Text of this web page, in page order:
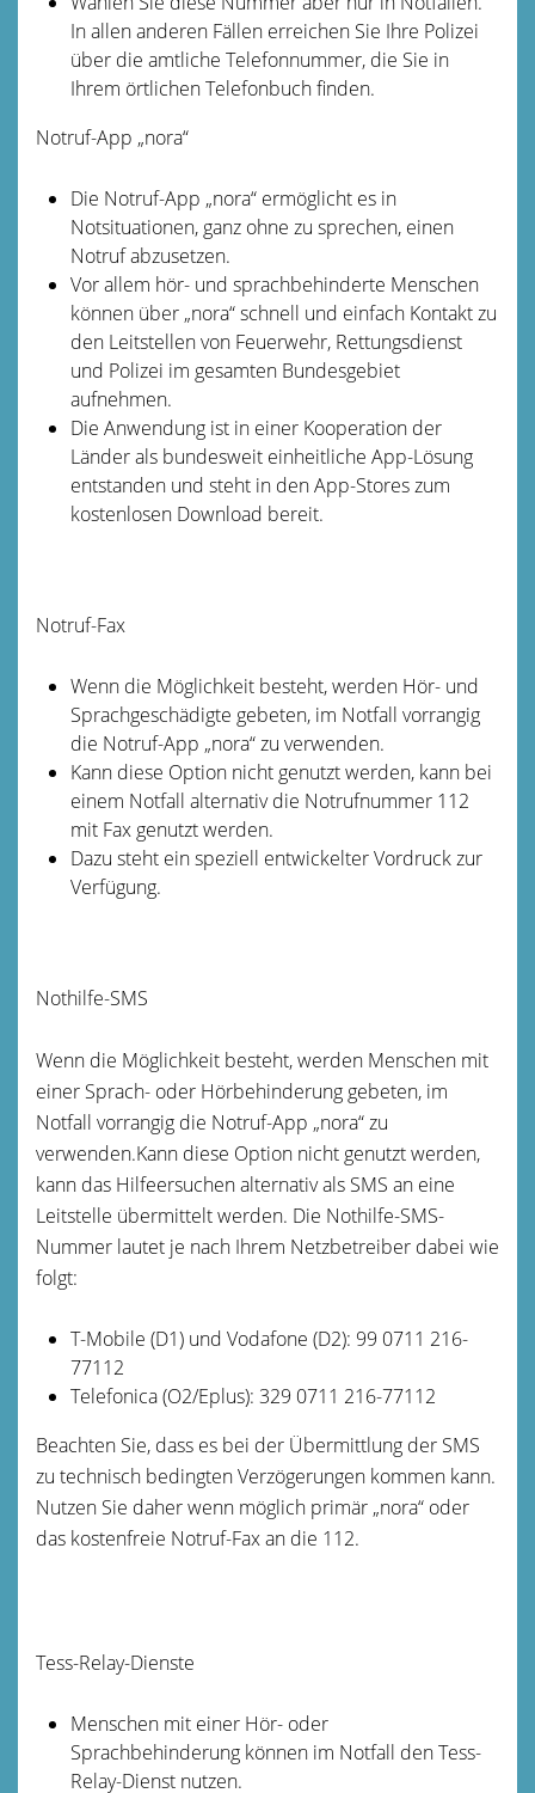
In allen anderen Fällen erreichen Sie Ihre Polizei
über die amtliche Telefonnummer, die Sie in
Ihrem örtlichen Telefonbuch finden.
Notruf-App „nora“
Die Notruf-App „nora“ ermöglicht es in
Notsituationen, ganz ohne zu sprechen, einen
Notruf abzusetzen.
Vor allem hör- und sprachbehinderte Menschen
können über „nora“ schnell und einfach Kontakt zu
den Leitstellen von Feuerwehr, Rettungsdienst
und Polizei im gesamten Bundesgebiet
aufnehmen.
Die Anwendung ist in einer Kooperation der
Länder als bundesweit einheitliche App-Lösung
entstanden und steht in den App-Stores zum
kostenlosen Download bereit.
Notruf-Fax
Wenn die Möglichkeit besteht, werden Hör- und
Sprachgeschädigte gebeten, im Notfall vorrangig
die Notruf-App „nora“ zu verwenden.
Kann diese Option nicht genutzt werden, kann bei
einem Notfall alternativ die Notrufnummer 112
mit Fax genutzt werden.
Dazu steht ein speziell entwickelter Vordruck zur
Verfügung.
Nothilfe-SMS
Wenn die Möglichkeit besteht, werden Menschen mit
einer Sprach- oder Hörbehinderung gebeten, im
Notfall vorrangig die Notruf-App „nora“ zu
verwenden.Kann diese Option nicht genutzt werden,
kann das Hilfeersuchen alternativ als SMS an eine
Leitstelle übermittelt werden. Die Nothilfe-SMS-
Nummer lautet je nach Ihrem Netzbetreiber dabei wie
folgt:
T-Mobile (D1) und Vodafone (D2): 99 0711 216-
77112
Telefonica (O2/Eplus): 329 0711 216-77112
Beachten Sie, dass es bei der Übermittlung der SMS
zu technisch bedingten Verzögerungen kommen kann.
Nutzen Sie daher wenn möglich primär „nora“ oder
das kostenfreie Notruf-Fax an die 112.
Tess-Relay-Dienste
Menschen mit einer Hör- oder
Sprachbehinderung können im Notfall den Tess-
Relay-Dienst nutzen.